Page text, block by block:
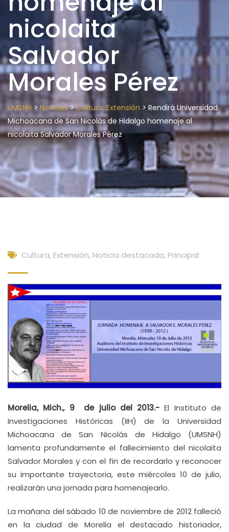
nicolaita
Salvador
Morales Pérez
UMSNH > Noticias>Cultura, Extensión > Rendirá Universidad
Michoacana de San Nicolás de Hidalgo homenaje al
nicolaita Salvador Morales Pérez
Cultura, Extensión, Noticia destacada, Principal
Morelia, Mich., 9 de julio del 2013.-El Instituto de
Investigaciones Históricas (IIH) de la Universidad
Michoacana de San Nicolás de Hidalgo (UMSNH)
lamenta profundamente el fallecimiento del nicolaita
Salvador Morales y con el fin de recordarlo y reconocer
su importante trayectoria, este miércoles 10 de julio,
realizarán una jornada para homenajearlo.
La mañana del sábado 10 de noviembre de 2012 falleció
en la ciudad de Morelia el destacado historiador,